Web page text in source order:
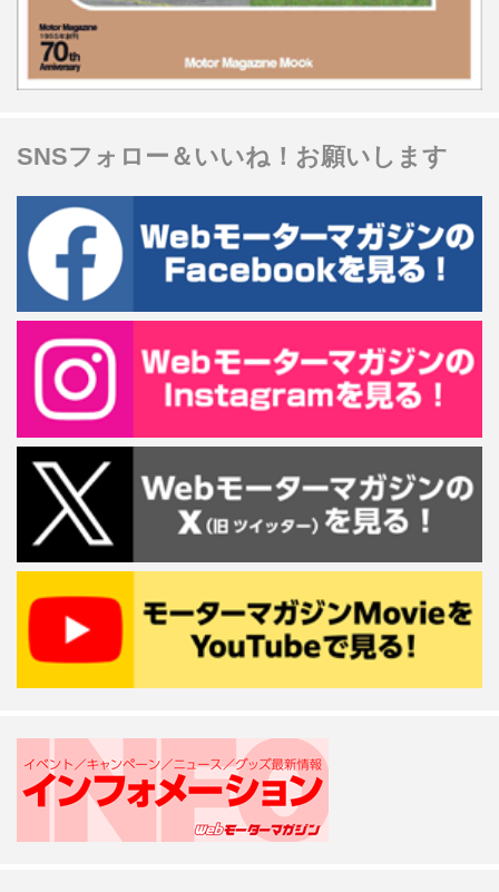
SNSフォロー＆いいね！お願いします